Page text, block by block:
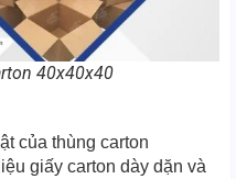
40x40x40
của thùng carton
giấy carton dày dặn và